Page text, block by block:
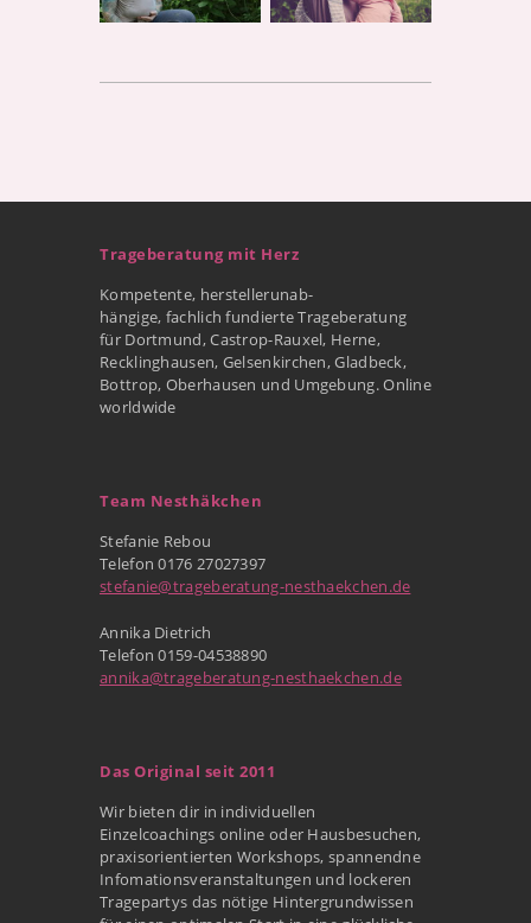
Trageberatung mit Herz
Kompetente, herstellerunab-
hängige, fachlich fundierte Trageberatung
für Dortmund, Castrop-Rauxel, Herne,
Recklinghausen, Gelsenkirchen, Gladbeck,
Bottrop, Oberhausen und Umgebung. Online
worldwide
Team Nesthäkchen
Stefanie Rebou
Telefon 0176 27027397
stefanie@trageberatung-nesthaekchen.de
Annika Dietrich
Telefon 0159-04538890
annika@trageberatung-nesthaekchen.de
Das Original seit 2011
Wir bieten dir in individuellen
Einzelcoachings online oder Hausbesuchen,
praxisorientierten Workshops, spannendne
Infomationsveranstaltungen und lockeren
Tragepartys das nötige Hintergrundwissen